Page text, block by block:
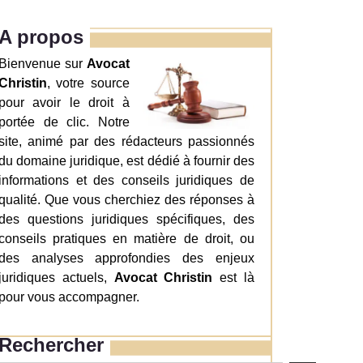
propos
sur Avocat
, votre source
avoir le droit à
de clic. Notre
animé par des rédacteurs passionnés
domaine juridique, est dédié à fournir des
et des conseils juridiques de
Que vous cherchiez des réponses à
questions juridiques spécifiques, des
pratiques en matière de droit, ou
analyses approfondies des enjeux
actuels, Avocat Christin est là
vous accompagner.